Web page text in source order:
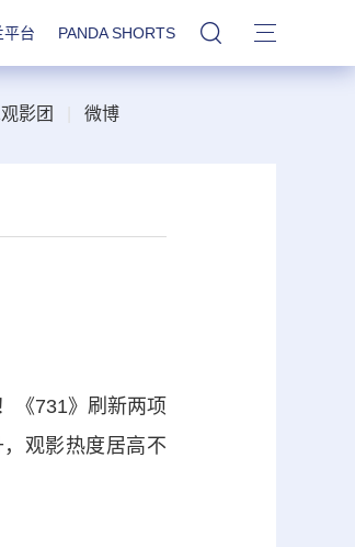
平台 PANDA SHORTS 站内搜索
影团 微博
《731》刷新两项
观影热度居高不